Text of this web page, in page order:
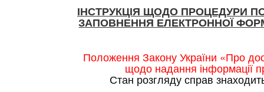
ІНСТРУКЦІЯ ЩОДО ПРОЦЕДУРИ
ЗАПОВНЕННЯ ЕЛЕКТРОННОЇ
Положення Закону України «Про
щодо надання інформації
Стан розгляду справ